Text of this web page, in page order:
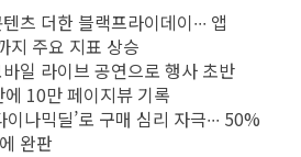
츠 더한 블랙프라이데이∙∙∙ 앱
지 주요 지표 상승
일 라이브 공연으로 행사 초반
에 10만 페이지뷰 기록
나믹딜’로 구매 심리 자극∙∙∙ 50%
완판